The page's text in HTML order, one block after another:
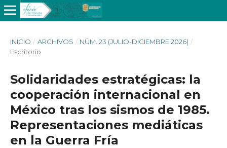
INICIO / ARCHIVOS / NÚM. 23 (JULIO-DICIEMBRE 2026) /
Escritorio
Solidaridades estratégicas: la
cooperación internacional en
México tras los sismos de 1985.
Representaciones mediáticas
en la Guerra Fría